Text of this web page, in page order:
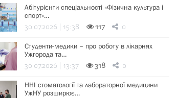
Абітурієнти спеціальності «Фізична культура і
спорт»…
30.07.2026 | 15:38 117 0
Студенти-медики – про роботу в лікарнях
Ужгорода та…
30.07.2026 | 13:37 318 0
ННІ стоматології та лабораторної медицини
УжНУ розширює…